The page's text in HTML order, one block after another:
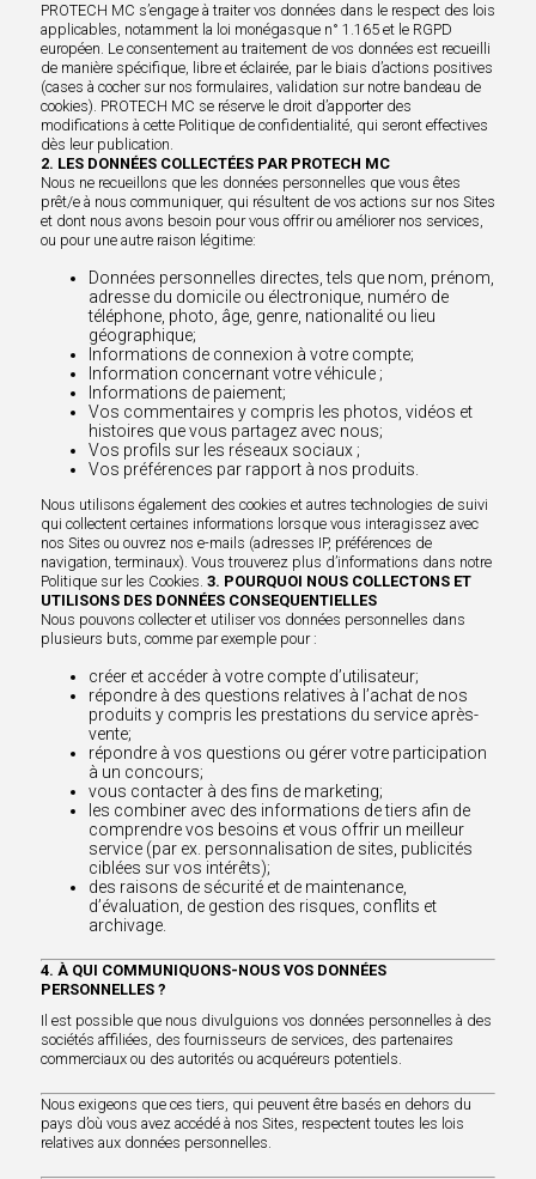
PROTECH MC s’engage à traiter vos données dans le respect des lois
applicables, notamment la loi monégasque n° 1.165 et le RGPD
européen. Le consentement au traitement de vos données est recueilli
de manière spécifique, libre et éclairée, par le biais d’actions positives
(cases à cocher sur nos formulaires, validation sur notre bandeau de
cookies). PROTECH MC se réserve le droit d’apporter des
modifications à cette Politique de confidentialité, qui seront effectives
dès leur publication.
2. LES DONNÉES COLLECTÉES PAR PROTECH MC
Nous ne recueillons que les données personnelles que vous êtes
prêt/e à nous communiquer, qui résultent de vos actions sur nos Sites
et dont nous avons besoin pour vous offrir ou améliorer nos services,
ou pour une autre raison légitime:
Données personnelles directes, tels que nom, prénom,
adresse du domicile ou électronique, numéro de
téléphone, photo, âge, genre, nationalité ou lieu
géographique;
Informations de connexion à votre compte;
Information concernant votre véhicule ;
Informations de paiement;
Vos commentaires y compris les photos, vidéos et
histoires que vous partagez avec nous;
Vos profils sur les réseaux sociaux ;
Vos préférences par rapport à nos produits.
Nous utilisons également des cookies et autres technologies de suivi
qui collectent certaines informations lorsque vous interagissez avec
nos Sites ou ouvrez nos e-mails (adresses IP, préférences de
navigation, terminaux). Vous trouverez plus d’informations dans notre
Politique sur les Cookies. 3. POURQUOI NOUS COLLECTONS ET
UTILISONS DES DONNÉES CONSEQUENTIELLES
Nous pouvons collecter et utiliser vos données personnelles dans
plusieurs buts, comme par exemple pour :
créer et accéder à votre compte d’utilisateur;
répondre à des questions relatives à l’achat de nos
produits y compris les prestations du service après-
vente;
répondre à vos questions ou gérer votre participation
à un concours;
vous contacter à des fins de marketing;
les combiner avec des informations de tiers afin de
comprendre vos besoins et vous offrir un meilleur
service (par ex. personnalisation de sites, publicités
ciblées sur vos intérêts);
des raisons de sécurité et de maintenance,
d’évaluation, de gestion des risques, conflits et
archivage.
4. À QUI COMMUNIQUONS-NOUS VOS DONNÉES
PERSONNELLES ?
Il est possible que nous divulguions vos données personnelles à des
sociétés affiliées, des fournisseurs de services, des partenaires
commerciaux ou des autorités ou acquéreurs potentiels.
Nous exigeons que ces tiers, qui peuvent être basés en dehors du
pays d’où vous avez accédé à nos Sites, respectent toutes les lois
relatives aux données personnelles.